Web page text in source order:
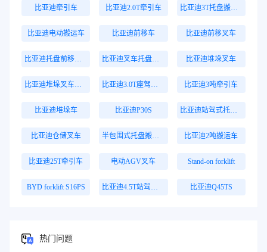
比亚迪牵引车 比亚迪2.0T牵引车 比亚迪3T托盘搬运车
比亚迪电动搬运车 比亚迪前移车 比亚迪前移叉车
比亚迪堆垛叉车
比亚迪3吨牵引车
比亚迪堆垛车 比亚迪P30S 比亚迪站驾式托盘搬运车
比亚迪仓储叉车 比亚迪2吨搬运车
比亚迪25T牵引车 电动AGV叉车 Stand-on forklift
BYD forklift S16PS 比亚迪Q45TS
热门问题